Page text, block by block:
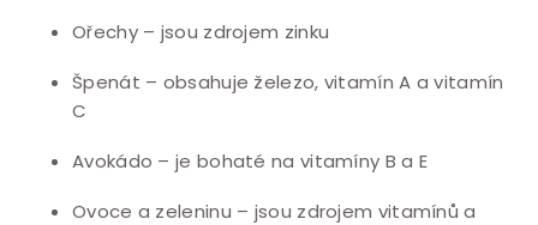
Ořechy – jsou zdrojem zinku
Špenát – obsahuje železo, vitamín A a vitamín
C
Avokádo – je bohaté na vitamíny B a E
Ovoce a zeleninu – jsou zdrojem vitamínů a